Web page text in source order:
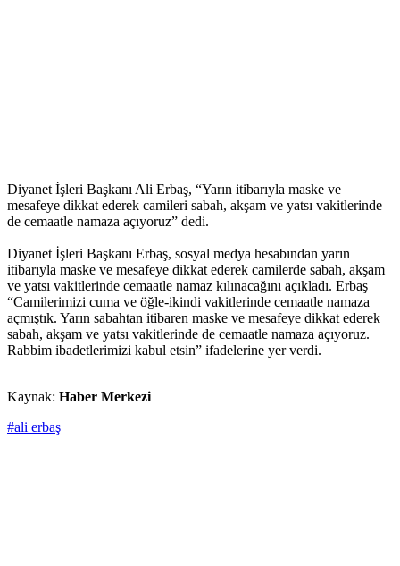
Diyanet İşleri Başkanı Ali Erbaş, “Yarın itibarıyla maske ve
mesafeye dikkat ederek camileri sabah, akşam ve yatsı vakitlerinde
de cemaatle namaza açıyoruz” dedi.
Diyanet İşleri Başkanı Erbaş, sosyal medya hesabından yarın
itibarıyla maske ve mesafeye dikkat ederek camilerde sabah, akşam
ve yatsı vakitlerinde cemaatle namaz kılınacağını açıkladı. Erbaş
“Camilerimizi cuma ve öğle-ikindi vakitlerinde cemaatle namaza
açmıştık. Yarın sabahtan itibaren maske ve mesafeye dikkat ederek
sabah, akşam ve yatsı vakitlerinde de cemaatle namaza açıyoruz.
Rabbim ibadetlerimizi kabul etsin” ifadelerine yer verdi.
Kaynak: Haber Merkezi
#ali erbaş